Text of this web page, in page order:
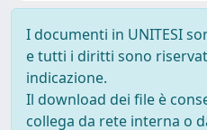
I documenti in UNITESI
e tutti i diritti sono
indicazione.
Il download dei file è
collega da rete interna o